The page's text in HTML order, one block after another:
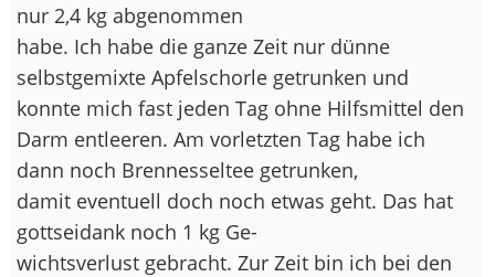
nur 2,4 kg abgenommen
habe. Ich habe die ganze Zeit nur dünne
selbstgemixte Apfelschorle getrunken und
konnte mich fast jeden Tag ohne Hilfsmittel den
Darm entleeren. Am vorletzten Tag habe ich
dann noch Brennesseltee getrunken,
damit eventuell doch noch etwas geht. Das hat
gottseidank noch 1 kg Ge-
wichtsverlust gebracht. Zur Zeit bin ich bei den